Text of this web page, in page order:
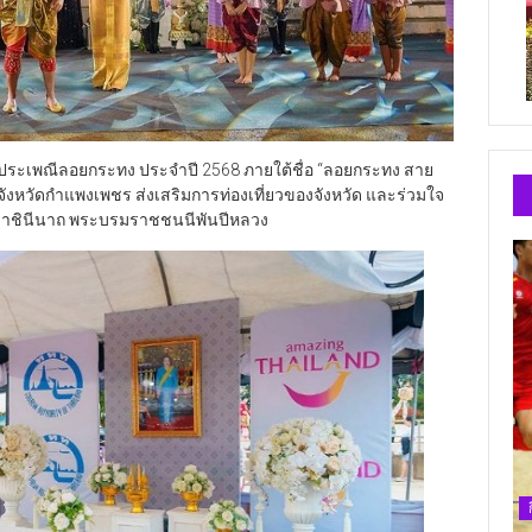
ะเพณีลอยกระทง ประจำปี 2568 ภายใต้ชื่อ “ลอยกระทง สาย
วัดกำแพงเพชร ส่งเสริมการท่องเที่ยวของจังหวัด และร่วมใจ
าชินีนาถ พระบรมราชชนนีพันปีหลวง